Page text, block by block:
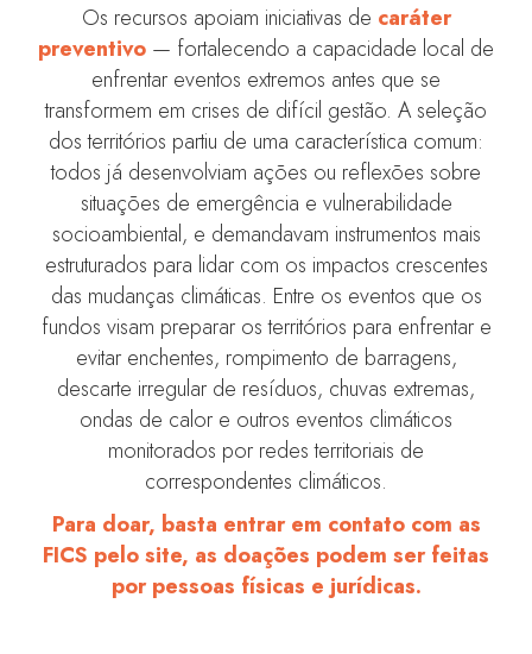
Os recursos apoiam iniciativas de caráter
preventivo — fortalecendo a capacidade local de
enfrentar eventos extremos antes que se
transformem em crises de difícil gestão. A seleção
dos territórios partiu de uma característica comum:
todos já desenvolviam ações ou reflexões sobre
situações de emergência e vulnerabilidade
socioambiental, e demandavam instrumentos mais
estruturados para lidar com os impactos crescentes
das mudanças climáticas. Entre os eventos que os
fundos visam preparar os territórios para enfrentar e
evitar enchentes, rompimento de barragens,
descarte irregular de resíduos, chuvas extremas,
ondas de calor e outros eventos climáticos
monitorados por redes territoriais de
correspondentes climáticos.
Para doar, basta entrar em contato com as
FICS pelo site, as doações podem ser feitas
por pessoas físicas e jurídicas.